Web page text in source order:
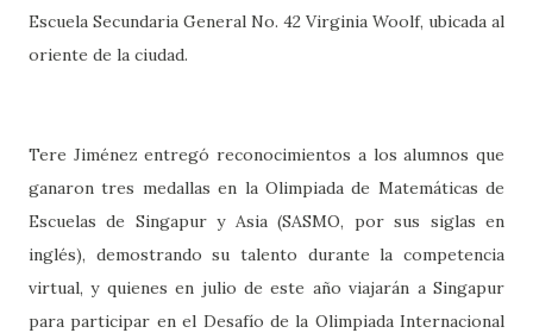
Escuela Secundaria General No. 42 Virginia Woolf, ubicada al
oriente de la ciudad.
Tere Jiménez entregó reconocimientos a los alumnos que
ganaron tres medallas en la Olimpiada de Matemáticas de
Escuelas de Singapur y Asia (SASMO, por sus siglas en
inglés), demostrando su talento durante la competencia
virtual, y quienes en julio de este año viajarán a Singapur
para participar en el Desafío de la Olimpiada Internacional